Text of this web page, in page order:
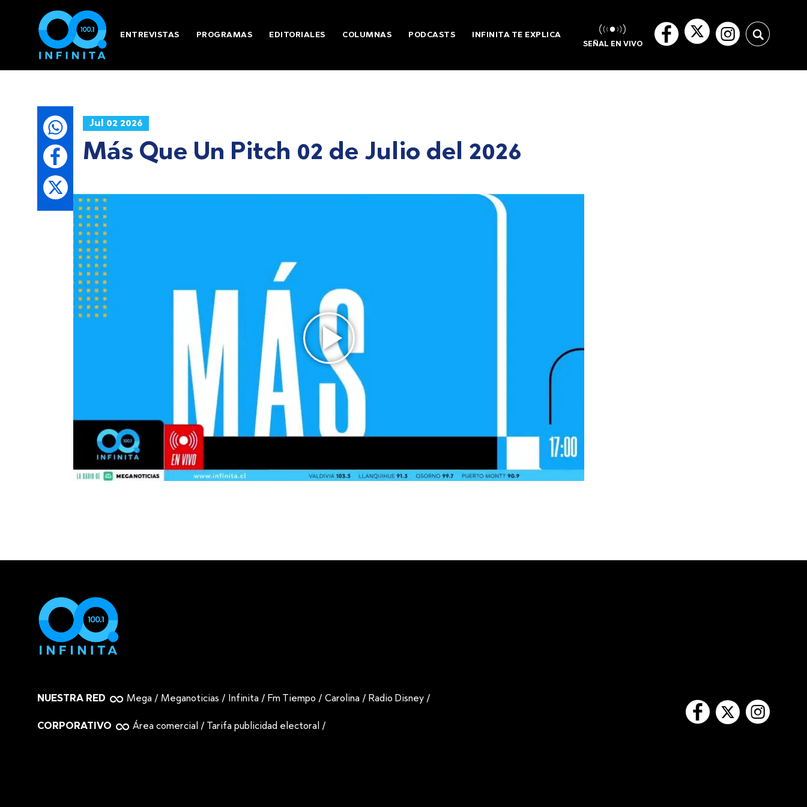
ENTREVISTAS PROGRAMAS EDITORIALES COLUMNAS PODCASTS INFINITA TE EXPLICA
SEÑAL EN VIVO
Jul 02 2026
Más Que Un Pitch 02 de Julio del 2026
NUESTRA RED Mega / Meganoticias / Infinita / Fm Tiempo /Carolina / Radio Disney /
CORPORATIVO Área comercial / Tarifa publicidad electoral /